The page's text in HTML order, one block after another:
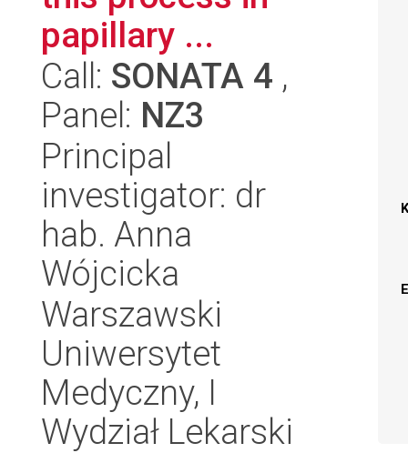
papillary ...
Call: SONATA 4 ,
Panel: NZ3
Principal
investigator: dr
hab. Anna
Wójcicka
Warszawski
Uniwersytet
Medyczny, I
Wydział Lekarski